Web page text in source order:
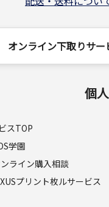
オンライン下取りサー
個
スTOP
学園
ライン購入相談
プリント枚ルサービス